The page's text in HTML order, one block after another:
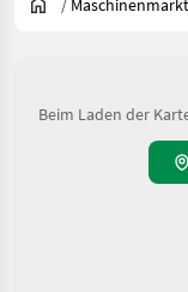
/ Maschinenmarkt
Beim Laden der